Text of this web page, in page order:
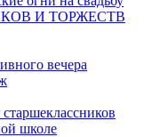
И ТОРЖЕСТВ
вечера
школе